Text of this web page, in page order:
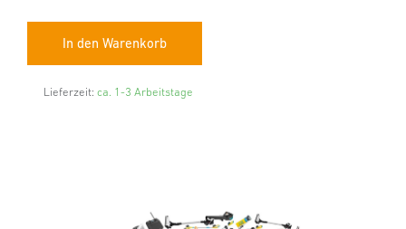
Lieferzeit: ca. 1-3 Arbeitstage